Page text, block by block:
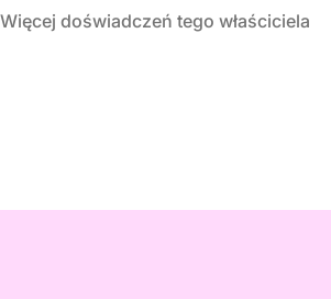
Więcej doświadczeń tego właściciela